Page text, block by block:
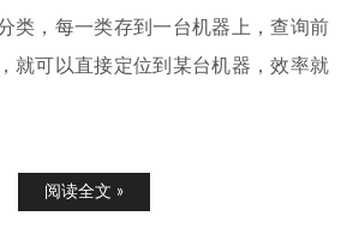
类，每一类存到一台机器上，查询前
就可以直接定位到某台机器，效率就
阅读全文 »